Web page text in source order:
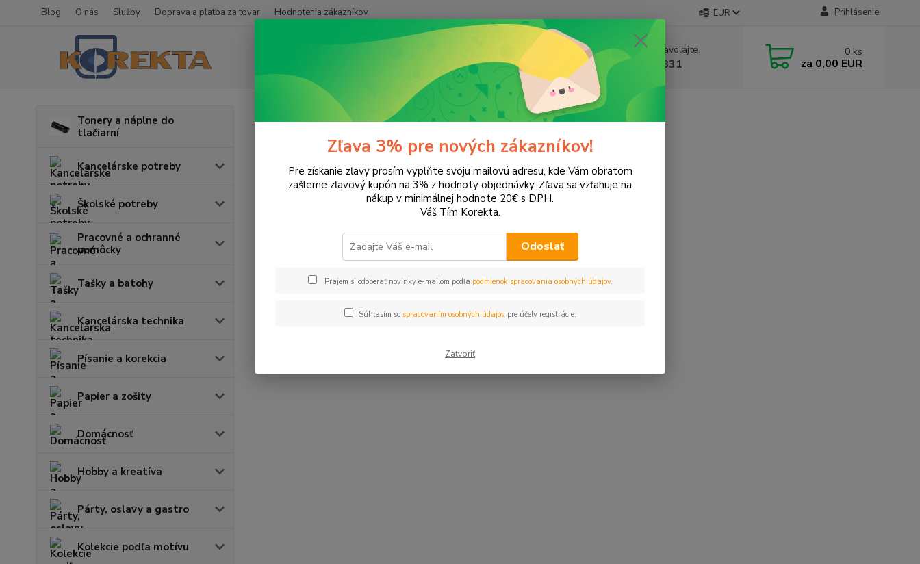
Blog O nás Služby Doprava a platba za tovar Hodnotenia zákazníkov EUR Prihlásenie
Neviete si rady? Zavolajte.
+421 905 615 831
0 ks
za 0,00 EUR
Tonery a náplne do
tlačiarní
Kancelárske potreby
Školské potreby
Pracovné a ochranné
pomôcky
Tašky a batohy
Kancelárska technika
Písanie a korekcia
Papier a zošity
Domácnosť
Hobby a kreatíva
Párty, oslavy a gastro
Kolekcie podľa motívu
Tonery a náplne do tlačiarní Hewlett Packard HP DesignJet DesignJet 500
DesignJet 500
V tejto kategórii nebol nájdený žiadny tovar.
Zľava 3% pre nových zákazníkov!
Pre získanie zľavy prosím vyplňte svoju mailovú adresu, kde Vám obratom
zašleme zľavový kupón na 3% z hodnoty objednávky. Zľava sa vzťahuje na
nákup v minimálnej hodnote 20€ s DPH.
Váš Tím Korekta.
Odoslať
Prajem si odoberať novinky e-mailom podľa podmienok spracovania osobných údajov.
Súhlasím so spracovaním osobných údajovpre účely registrácie.
Zatvoriť